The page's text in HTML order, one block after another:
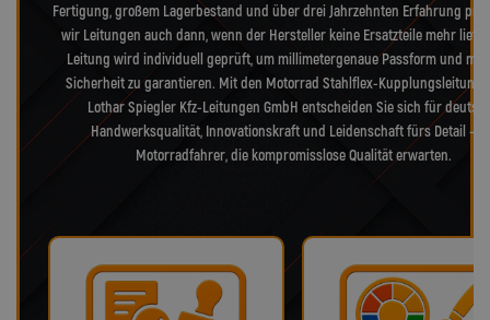
Fertigung, großem Lagerbestand und über drei Jahrzehnten Erfahrung
wir Leitungen auch dann, wenn der Hersteller keine Ersatzteile mehr
Leitung wird individuell geprüft, um millimetergenaue Passform und
Sicherheit zu garantieren. Mit den Motorrad Stahlflex-
Lothar Spiegler Kfz-Leitungen GmbH entscheiden Sie sich für
Handwerksqualität, Innovationskraft und Leidenschaft fürs Detail –
Motorradfahrer, die kompromisslose Qualität erwarten.